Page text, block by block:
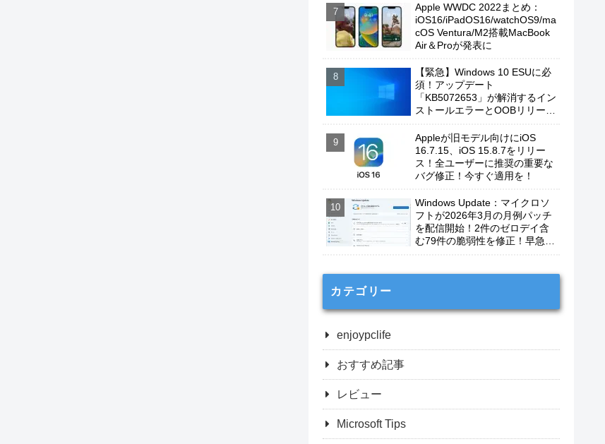
Apple WWDC 2022まとめ：
iOS16/iPadOS16/watchOS9/ma
cOS Ventura/M2搭載MacBook
Air＆Proが発表に
【緊急】Windows 10 ESUに必
須！アップデート
「KB5072653」が解消するイン
ストールエラーとOOBリリース
Appleが旧モデル向けにiOS
16.7.15、iOS 15.8.7をリリー
ス！全ユーザーに推奨の重要な
バグ修正！今すぐ適用を！
Windows Update：マイクロソ
フトが2026年3月の月例パッチ
を配信開始！2件のゼロデイ含
む79件の脆弱性を修正！早急に
カテゴリー
enjoypclife
おすすめ記事
レビュー
Microsoft Tips